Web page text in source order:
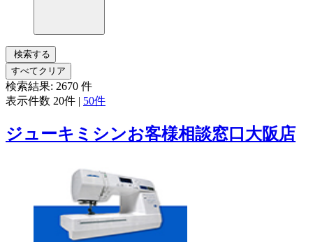
検索する
すべてクリア
検索結果: 2670 件
表示件数 20件 | 50件
ジューキミシンお客様相談窓口大阪店